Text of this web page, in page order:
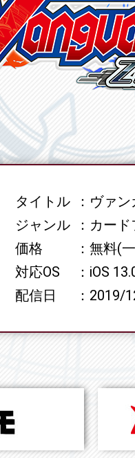
SPECタイトル
ヴァン
ジャンル
カード
価格
無料(
対応OS
iOS
配信日
2019/